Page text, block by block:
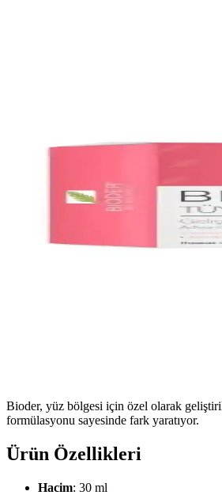
Bioder, yüz bölgesi için özel olarak
formülasyonu sayesinde fark yaratıyor.
Ürün Özellikleri
Hacim: 30 ml